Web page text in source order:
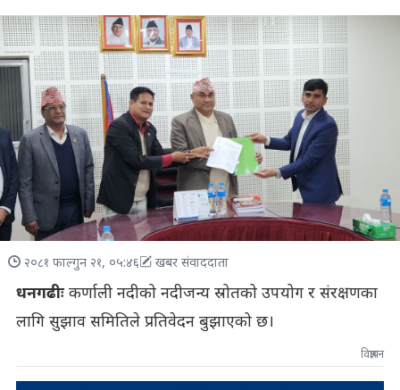
२०८१ फाल्गुन २१, ०५:४६ खबर संवाददाता
धनगढीः कर्णाली नदीको नदीजन्य स्रोतको उपयोग र संरक्षणका
लागि सुझाव समितिले प्रतिवेदन बुझाएको छ।
विज्ञापन